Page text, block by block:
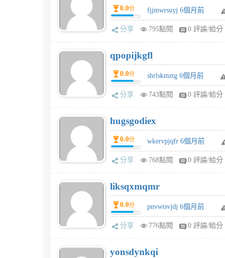
0.0分 fjjmwrsuyj 6個月前
分享 795點閱 0 評論/給分
qpopijkgfl
0.0分 shrlskmztg 6個月前
分享 743點閱 0 評論/給分
hugsgodiex
0.0分 wkervpjqfr 6個月前
分享 768點閱 0 評論/給分
liksqxmqmr
0.0分 pnvwtsvjdj 6個月前
分享 776點閱 0 評論/給分
yonsdynkqi